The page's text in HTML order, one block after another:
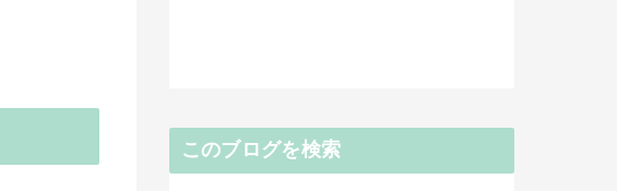
このブログを検索